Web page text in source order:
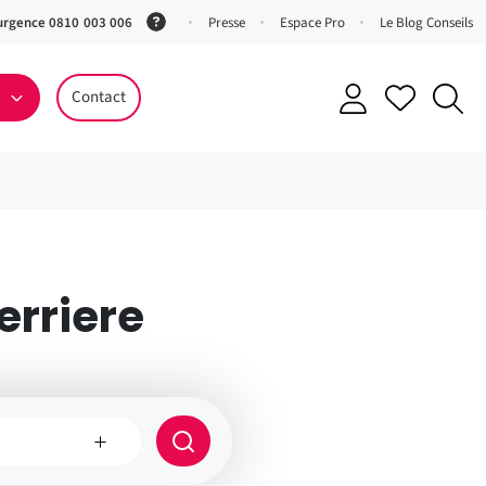
0810 003 006
(ServicePresse Espace Pro Le Blog Conseils
Contact
Rayon